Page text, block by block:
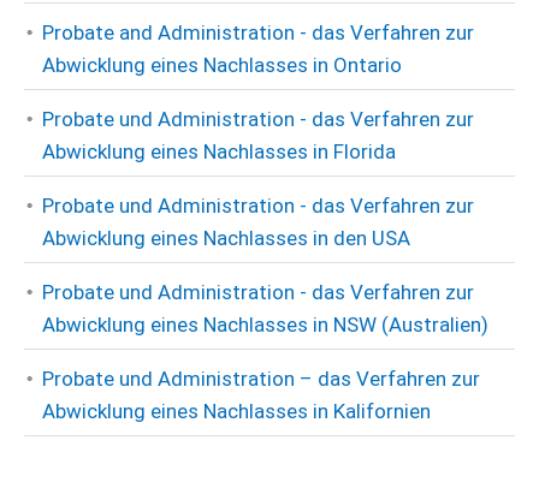
Probate and Administration - das Verfahren zur
Abwicklung eines Nachlasses in Ontario
Probate und Administration - das Verfahren zur
Abwicklung eines Nachlasses in Florida
Probate und Administration - das Verfahren zur
Abwicklung eines Nachlasses in den USA
Probate und Administration - das Verfahren zur
Abwicklung eines Nachlasses in NSW (Australien)
Probate und Administration – das Verfahren zur
Abwicklung eines Nachlasses in Kalifornien